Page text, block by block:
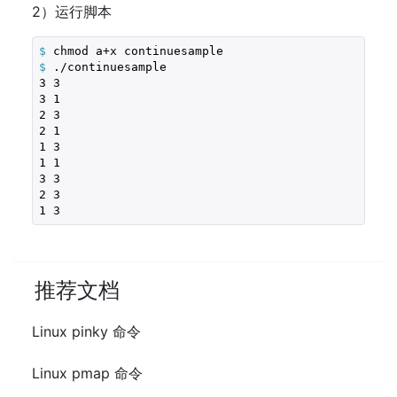
2）运行脚本
$ chmod a+x continuesample
$ ./continuesample
3 3
3 1
2 3
2 1
1 3
1 1
3 3
2 3
1 3
推荐文档
Linux pinky 命令
Linux pmap 命令